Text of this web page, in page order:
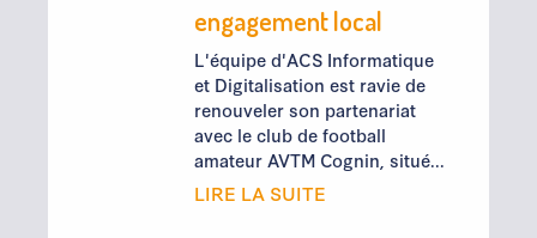
engagement local
L'équipe d'ACS Informatique
et Digitalisation est ravie de
renouveler son partenariat
avec le club de football
amateur AVTM Cognin, situé...
LIRE LA SUITE